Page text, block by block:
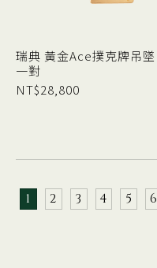
瑞典 黃金Ace撲克牌吊墜
一對
NT$28,800
1 2 3 4 5 6